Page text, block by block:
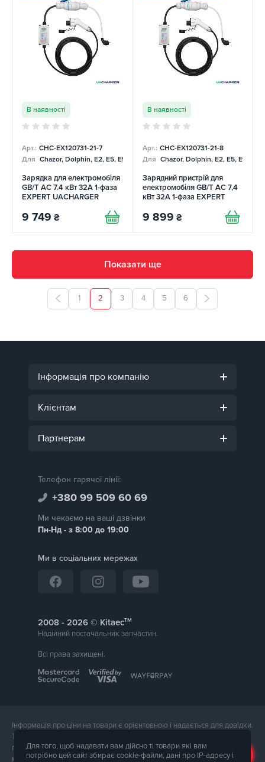
В наявності
Арт.: CHC-EX120731-21-7
Для Chazor, Dolphin, E2, E5, E9, Mercedes
Зарядка для електромобіля
GB/T AC 7.4 кВт 32А 1-фаза
EXPERT UACHARGER
9 749 ₴
В наявності
Арт.: CHC-EX120731-21-8
Для Chazor, Dolphin, E2, E5, E9,
Зарядний пристрій для
електромобіля GB/T AC 7,4
кВт 32А 1-фаза EXPERT
9 899 ₴
Показати ще
1 2 3 4 5 6
Інформація про компанію
Клієнтам
Партнерам
Телефон гарячої лінії:
+380 99 509 60 69
Ми чекаємо на ваші дзвінки
Пн-Нд - з 8:00 до 19:00
Ми в соціальних мережах
2008 - © Kitaecтм
Надійний постачальник запчастин.
Всі права захищені.
Інформація про ціни на товари є орієнтовною і надається для довідки.
Точна вартість товару буде названа менеджером магазину при
підтвердження замовлення. Зовнішній вигляд і комплектація товару
може відрізнятися від його фотографії.
Для того, щоб надавати вам дійсно ті товари які вам
потрібно цей сайт збирає cookie-файли, дані про IP-адресу і